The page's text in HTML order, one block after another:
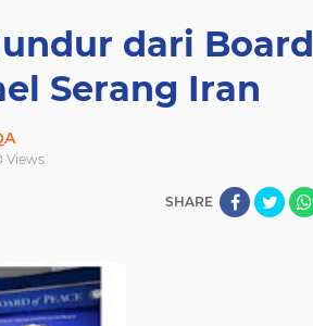
dari Board
Serang Iran
Views
SHARE